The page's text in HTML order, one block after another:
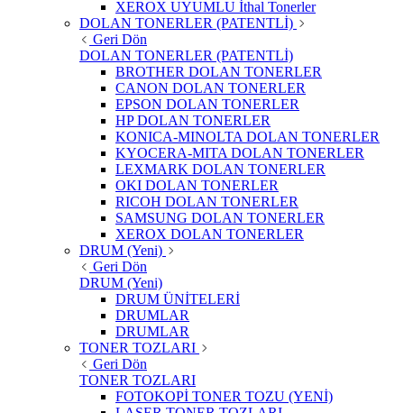
XEROX UYUMLU İthal Tonerler
DOLAN TONERLER (PATENTLİ)
Geri Dön
DOLAN TONERLER (PATENTLİ)
BROTHER DOLAN TONERLER
CANON DOLAN TONERLER
EPSON DOLAN TONERLER
HP DOLAN TONERLER
KONICA-MINOLTA DOLAN TONERLER
KYOCERA-MITA DOLAN TONERLER
LEXMARK DOLAN TONERLER
OKI DOLAN TONERLER
RICOH DOLAN TONERLER
SAMSUNG DOLAN TONERLER
XEROX DOLAN TONERLER
DRUM (Yeni)
Geri Dön
DRUM (Yeni)
DRUM ÜNİTELERİ
DRUMLAR
DRUMLAR
TONER TOZLARI
Geri Dön
TONER TOZLARI
FOTOKOPİ TONER TOZU (YENİ)